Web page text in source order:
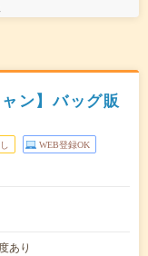
ン】バッグ販
WEB登録OK
あり